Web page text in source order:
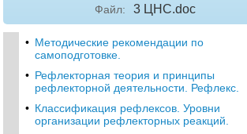
Файл: 3 ЦНС.doc
• Методические рекомендации по
самоподготовке.
• Рефлекторная теория и принципы
рефлекторной деятельности. Рефлекс.
• Классификация рефлексов. Уровни
организации рефлекторных реакций.